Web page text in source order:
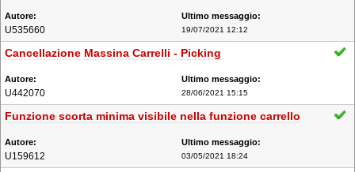
U535660 19/07/2021 12:12
Cancellazione Massina Carrelli - Picking
U442070 28/06/2021 15:15
Funzione scorta minima visibile nella funzione carrello
U159612 03/05/2021 18:24